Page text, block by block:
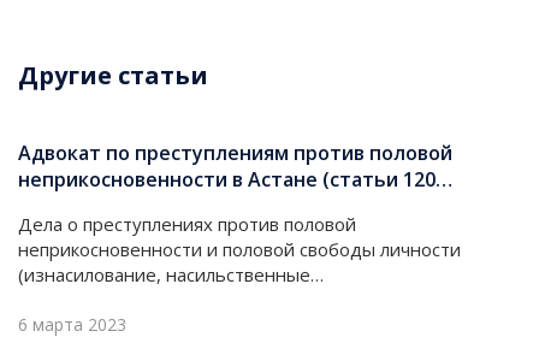
Другие статьи
Адвокат по преступлениям против половой
неприкосновенности в Астане (статьи 120…
Дела о преступлениях против половой
неприкосновенности и половой свободы личности
(изнасилование, насильственные…
6 марта 2023